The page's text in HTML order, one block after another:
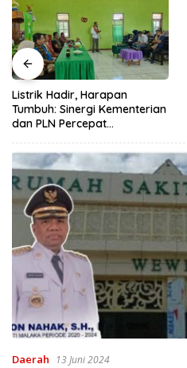
Listrik Hadir, Harapan
Tumbuh: Sinergi Kementerian
dan PLN Percepat
Desa Oelbiteno
Daerah 13 Juni 2024